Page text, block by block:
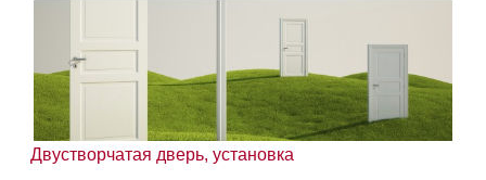
Двустворчатая дверь, установка